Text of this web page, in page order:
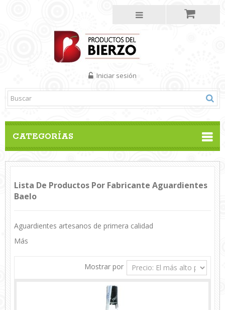
CATEGORÍAS
Iniciar sesión
Lista De Productos Por Fabricante Aguardientes
Baelo
Aguardientes artesanos de primera calidad
Más
Mostrar por